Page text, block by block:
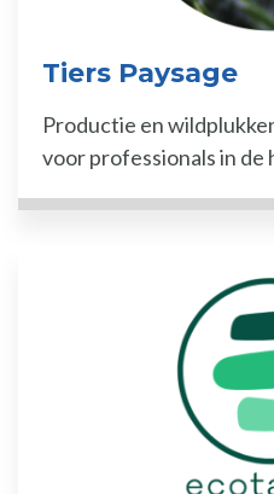
Tiers Paysage
Productie en
voor professionals in de